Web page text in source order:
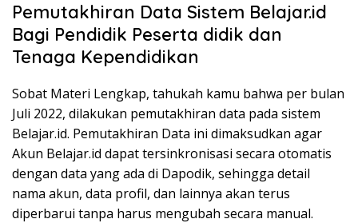
k
a
p
Pemutakhiran Data Sistem Belajar.id
Bagi Pendidik Peserta didik dan
Tenaga Kependidikan
Sobat Materi Lengkap, tahukah kamu bahwa per bulan
Juli 2022, dilakukan pemutakhiran data pada sistem
Belajar.id. Pemutakhiran Data ini dimaksudkan agar
Akun Belajar.id dapat tersinkronisasi secara otomatis
dengan data yang ada di Dapodik, sehingga detail
nama akun, data profil, dan lainnya akan terus
diperbarui tanpa harus mengubah secara manual.